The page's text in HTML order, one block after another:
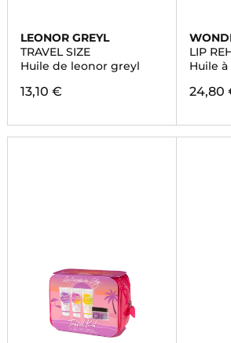
LEONOR GREYL
TRAVEL SIZE
Huile de leonor greyl
13,10 €
LIP
Huile
24,80